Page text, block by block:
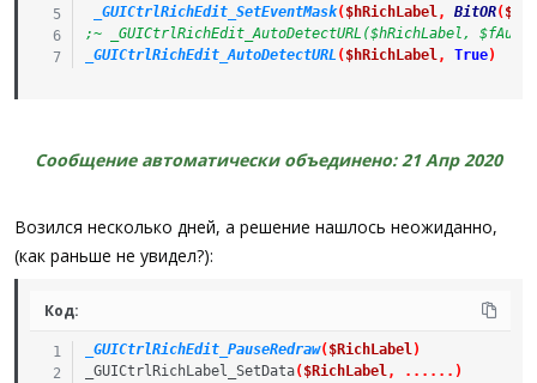
_GUICtrlRichEdit_SetEventMask($hRichLabel , BitOR(
;~ _GUICtrlRichEdit_AutoDetectURL($hRichLabel,
_GUICtrlRichEdit_AutoDetectURL ($hRichLabel , True)
Сообщение автоматически объединено: 21 Апр 2020
Возился несколько дней, а решение нашлось неожиданно,
(как раньше не увидел?):
Код:
_GUICtrlRichEdit_PauseRedraw($RichLabel )
_GUICtrlRichLabel_SetData($RichLabel , . . . . . . )